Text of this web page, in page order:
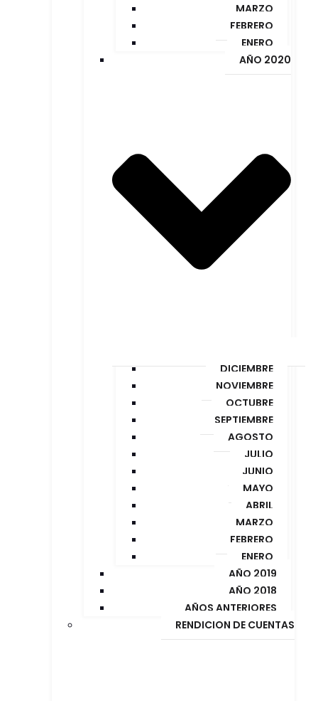
MARZO
FEBRERO
ENERO
AÑO 2020
DICIEMBRE
NOVIEMBRE
OCTUBRE
SEPTIEMBRE
AGOSTO
JULIO
JUNIO
MAYO
ABRIL
MARZO
FEBRERO
ENERO
AÑO 2019
AÑO 2018
AÑOS ANTERIORES
RENDICION DE CUENTAS